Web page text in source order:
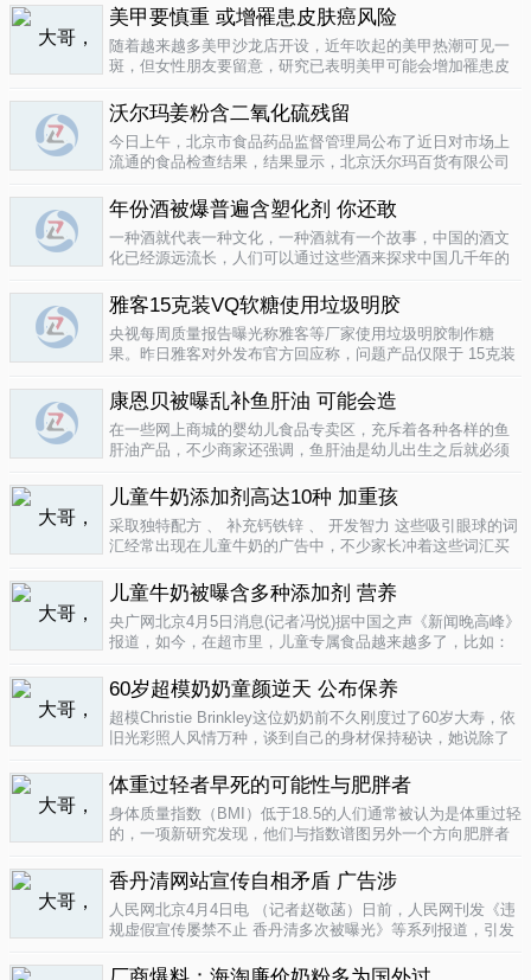
国研究人员让54名男性和女性研究参与者在手腕上戴上监控
器，记录他们在一个星期内晒太阳..
美甲要慎重 或增罹患皮肤癌风险
随着越来越多美甲沙龙店开设，近年吹起的美甲热潮可见一
斑，但女性朋友要留意，研究已表明美甲可能会增加罹患皮
美甲很受欢迎是因为它可以防止指甲断裂。但专家表示，美
甲过程中用以硬化凝胶的光疗..
沃尔玛姜粉含二氧化硫残留
今日上午，北京市食品药品监督管理局公布了近日对市场上
流通的食品检查结果，结果显示，北京沃尔玛百货有限公司
款小食品甜蜜素超标。二氧化硫在我国禁止用于姜粉这类食
物，据市食药监局食品安全专家介绍..
年份酒被爆普遍含塑化剂 你还敢
一种酒就代表一种文化，一种酒就有一个故事，中国的酒文
化已经源远流长，人们可以通过这些酒来探求中国几千年的
有害又不能完全戒掉的原因，因为酒已经不只是一种可以喝
的饮品那么简单，就像茶一样有很厚..
雅客15克装VQ软糖使用垃圾明胶
央视每周质量报告曝光称雅客等厂家使用垃圾明胶制作糖
果。昨日雅客对外发布官方回应称，问题产品仅限于 15克装
生产该产品，并将嘉利达明胶原料全部封存。对已上市流通
产品，雅客表示已于3月15..
康恩贝被曝乱补鱼肝油 可能会造
在一些网上商城的婴幼儿食品专卖区，充斥着各种各样的鱼
肝油产品，不少商家还强调，鱼肝油是幼儿出生之后就必须
孩子服用鱼肝油。而实际上，以食品身份出现的鱼肝油是药
品，过量补充会对孩子产生伤害。在..
儿童牛奶添加剂高达10种 加重孩
采取独特配方 、 补充钙铁锌 、 开发智力 这些吸引眼球的词
汇经常出现在儿童牛奶的广告中，不少家长冲着这些词汇买
示，孩子应该尽量少喝。超市儿童牛奶添加剂高达10种昨
天，重庆晨报记者在杨家坪..
儿童牛奶被曝含多种添加剂 营养
央广网北京4月5日消息(记者冯悦)据中国之声《新闻晚高峰》
报道，如今，在超市里，儿童专属食品越来越多了，比如：
非常独特，因此，备受孩子们和家长的喜爱。然而，一些营
养专家指出，儿童牛奶比普通..
60岁超模奶奶童颜逆天 公布保养
超模Christie Brinkley这位奶奶前不久刚度过了60岁大寿，依
旧光彩照人风情万种，谈到自己的身材保持秘诀，她说除了
外，从12岁开始她就是个素食主义者，早餐吃燕麦粥加果
酱，午餐豆子..
体重过轻者早死的可能性与肥胖者
身体质量指数（BMI）低于18.5的人们通常被认为是体重过轻
的，一项新研究发现，他们与指数谱图另外一个方向肥胖者
（如果是粗略的）整体健康指标的可靠性。这个测量值反映
一个人的高度与重量的比..
香丹清网站宣传自相矛盾 广告涉
人民网北京4月4日电 （记者赵敬菡）日前，人民网刊发《违
规虚假宣传屡禁不止 香丹清多次被曝光》等系列报道，引发
官方销售网站存在备案信息不明、涉嫌违规发布广告、宣传